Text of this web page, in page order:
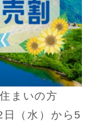
まいの方
（水）から5